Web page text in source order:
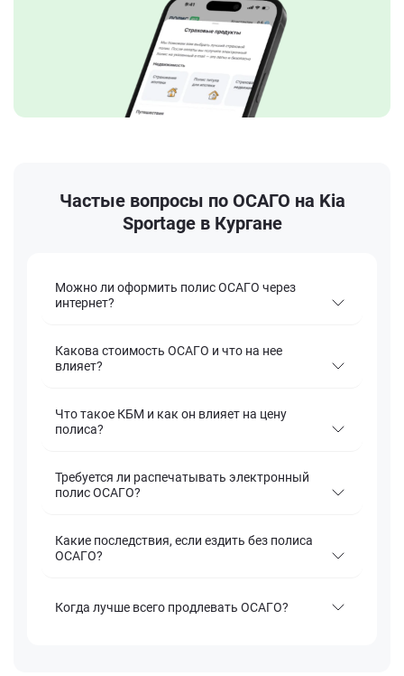
Частые вопросы по ОСАГО на Kia
Sportage в Кургане
Можно ли оформить полис ОСАГО через
интернет?
Какова стоимость ОСАГО и что на нее
влияет?
Что такое КБМ и как он влияет на цену
полиса?
Требуется ли распечатывать электронный
полис ОСАГО?
Какие последствия, если ездить без полиса
ОСАГО?
Когда лучше всего продлевать ОСАГО?